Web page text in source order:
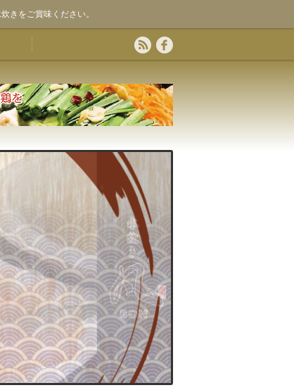
きをご賞味ください。